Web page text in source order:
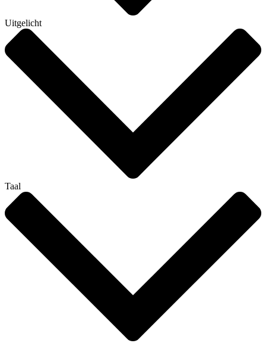
Uitgelicht
Taal